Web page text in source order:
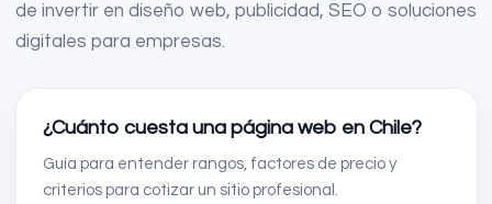
de invertir en diseño web, publicidad, SEO o soluciones
digitales para empresas.
¿Cuánto cuesta una página web en Chile?
Guía para entender rangos, factores de precio y
criterios para cotizar un sitio profesional.